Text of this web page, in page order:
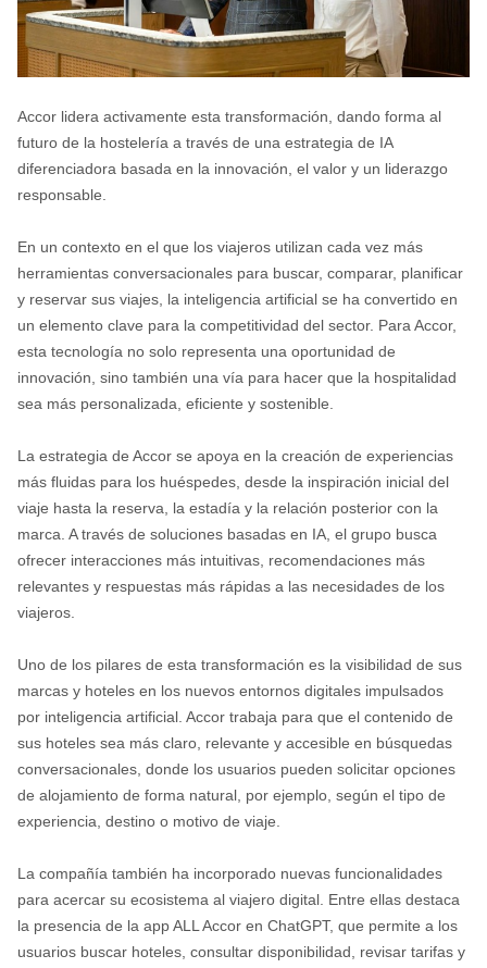
Accor lidera activamente esta transformación, dando forma al
futuro de la hostelería a través de una estrategia de IA
diferenciadora basada en la innovación, el valor y un liderazgo
responsable.
En un contexto en el que los viajeros utilizan cada vez más
herramientas conversacionales para buscar, comparar, planificar
y reservar sus viajes, la inteligencia artificial se ha convertido en
un elemento clave para la competitividad del sector. Para Accor,
esta tecnología no solo representa una oportunidad de
innovación, sino también una vía para hacer que la hospitalidad
sea más personalizada, eficiente y sostenible.
La estrategia de Accor se apoya en la creación de experiencias
más fluidas para los huéspedes, desde la inspiración inicial del
viaje hasta la reserva, la estadía y la relación posterior con la
marca. A través de soluciones basadas en IA, el grupo busca
ofrecer interacciones más intuitivas, recomendaciones más
relevantes y respuestas más rápidas a las necesidades de los
viajeros.
Uno de los pilares de esta transformación es la visibilidad de sus
marcas y hoteles en los nuevos entornos digitales impulsados
por inteligencia artificial. Accor trabaja para que el contenido de
sus hoteles sea más claro, relevante y accesible en búsquedas
conversacionales, donde los usuarios pueden solicitar opciones
de alojamiento de forma natural, por ejemplo, según el tipo de
experiencia, destino o motivo de viaje.
La compañía también ha incorporado nuevas funcionalidades
para acercar su ecosistema al viajero digital. Entre ellas destaca
la presencia de la app ALL Accor en ChatGPT, que permite a los
usuarios buscar hoteles, consultar disponibilidad, revisar tarifas y